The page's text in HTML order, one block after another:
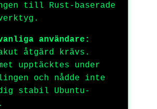
till Rust-baserade
användare:
åtgärd krävs.
upptäcktes under
och nådde inte
stabil Ubuntu-